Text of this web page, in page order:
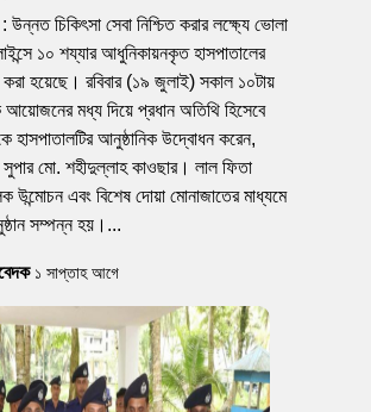
: উন্নত চিকিৎসা সেবা নিশ্চিত করার লক্ষ্যে ভোলা
১০ শয্যার আধুনিকায়নকৃত হাসপাতালের
হয়েছে। রবিবার (১৯ জুলাই) সকাল ১০টায়
মধ্য দিয়ে প্রধান অতিথি হিসেবে
হাসপাতালটির আনুষ্ঠানিক উদ্বোধন করেন,
মো. শহীদুল্লাহ কাওছার। লাল ফিতা
উন্মোচন এবং বিশেষ দোয়া মোনাজাতের মাধ্যমে
সম্পন্ন হয়।...
১ সাপ্তাহ আগে